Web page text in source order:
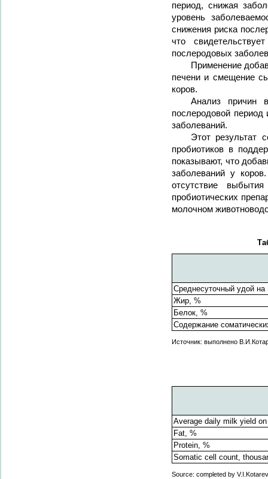
период, снижая
уровень
снижения риска
что
послеродовых
Применение
печени и смещение
коров.
Анализ причин
послеродовой период
заболеваний.
Этот результат
пробиотиков в
показывают, что
заболеваний у
отсутствие
пробиотических
молочном
Среднесуточный удой на
Жир, %
Белок, %
Содержание
Источник: выполнено
Average daily milk yield
Fat, %
Protein, %
Somatic cell count,
Source: completed by